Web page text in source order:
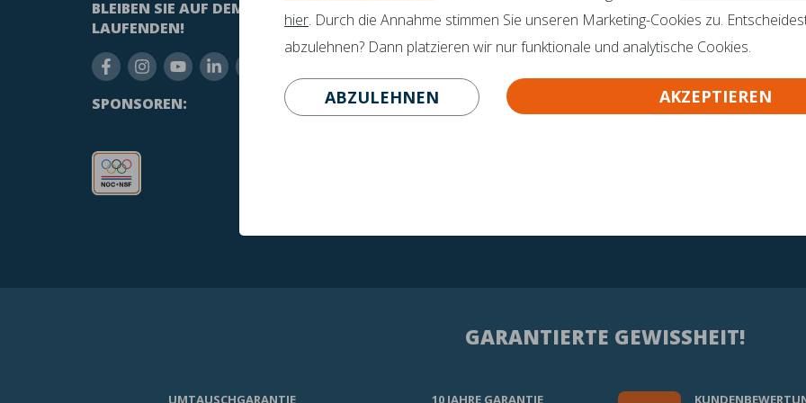
hier. Durch die Annahme stimmen Sie unseren Marketing-Cookies zu.
abzulehnen? Dann platzieren wir nur funktionale und analytische Cookies.
ABZULEHNEN AKZEPTIEREN
BLEIBEN SIE AUF DEM
LAUFENDEN!
SPONSOREN:
info@mline.nl
Zertifikate
GARANTIERTE GEWISSHEIT!
UMTAUSCHGARANTIE 10 JAHRE GARANTIE